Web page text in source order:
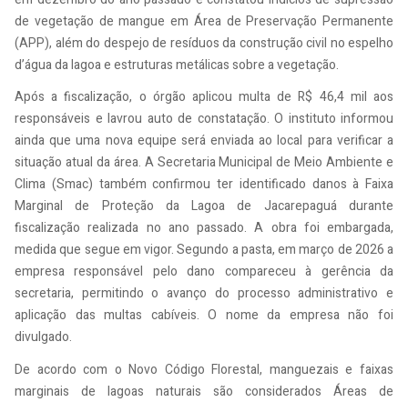
de vegetação de mangue em Área de Preservação Permanente
(APP), além do despejo de resíduos da construção civil no espelho
d’água da lagoa e estruturas metálicas sobre a vegetação.
Após a fiscalização, o órgão aplicou multa de R$ 46,4 mil aos
responsáveis e lavrou auto de constatação. O instituto informou
ainda que uma nova equipe será enviada ao local para verificar a
situação atual da área. A Secretaria Municipal de Meio Ambiente e
Clima (Smac) também confirmou ter identificado danos à Faixa
Marginal de Proteção da Lagoa de Jacarepaguá durante
fiscalização realizada no ano passado. A obra foi embargada,
medida que segue em vigor. Segundo a pasta, em março de 2026 a
empresa responsável pelo dano compareceu à gerência da
secretaria, permitindo o avanço do processo administrativo e
aplicação das multas cabíveis. O nome da empresa não foi
divulgado.
De acordo com o Novo Código Florestal, manguezais e faixas
marginais de lagoas naturais são considerados Áreas de